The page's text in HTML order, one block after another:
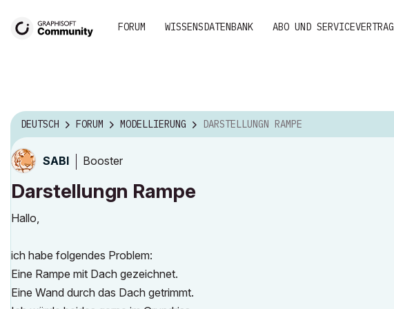
FORUM WISSENSDATENBANK ABO UND SERVICEVERTRAG
DEUTSCH FORUM MODELLIERUNG DARSTELLUNGN RAMPE
SABI Booster
Darstellungn Rampe
Hallo,
ich habe folgendes Problem:
Eine Rampe mit Dach gezeichnet.
Eine Wand durch das Dach getrimmt.